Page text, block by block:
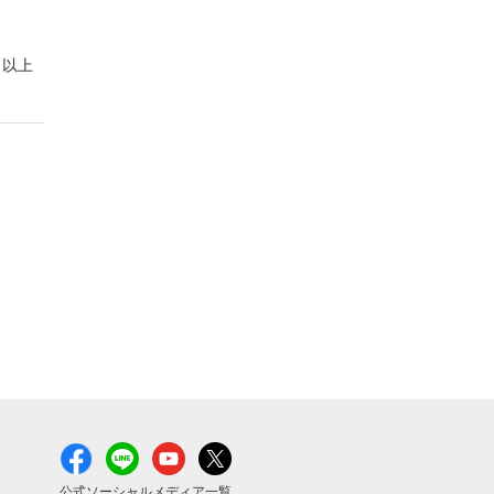
以上